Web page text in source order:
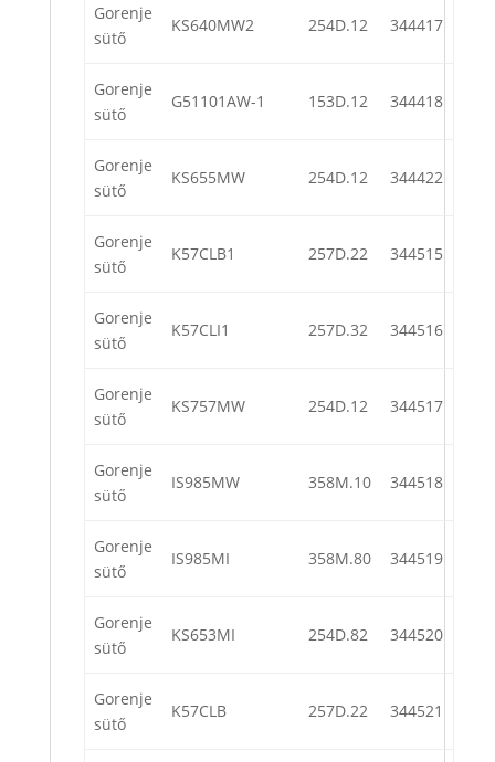
Gorenje
sütő
KS640MW2 254D.12 344417
Gorenje
sütő
G51101AW-1 153D.12 344418
Gorenje
sütő
KS655MW 254D.12 344422
Gorenje
sütő
K57CLB1 257D.22 344515
Gorenje
sütő
K57CLI1 257D.32 344516
Gorenje
sütő
KS757MW 254D.12 344517
Gorenje
sütő
IS985MW 358M.10 344518
Gorenje
sütő
IS985MI 358M.80 344519
Gorenje
sütő
KS653MI 254D.82 344520
Gorenje
sütő
K57CLB 257D.22 344521